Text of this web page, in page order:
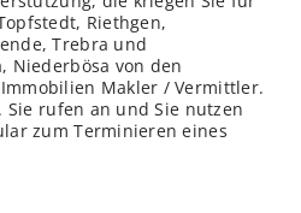
Riethgen,
Trebra und
Niederbösa von den
Makler / Vermittler.
rufen an und Sie nutzen
zum Terminieren eines